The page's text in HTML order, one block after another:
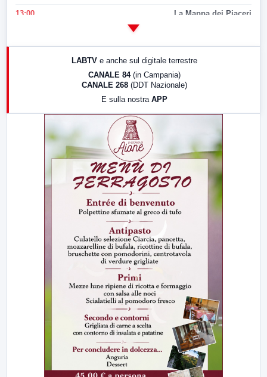
13:00 La Mappa dei Piaceri
17:00 LabNews (replica)
LABTV e anche sul digitale terrestre
CANALE 84 (in Campania)
CANALE 268 (DDT Nazionale)
E sulla nostra APP